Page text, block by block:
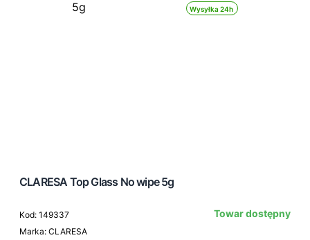
Wysyłka 24h
CLARESA Top Glass No wipe 5g
Kod: 149337
Marka: CLARESA
Towar dostępny